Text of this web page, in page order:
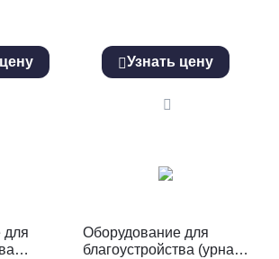
Узнать цену
для
Оборудование для
благоустройства (урна)